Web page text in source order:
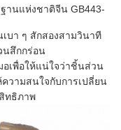
านแห่งชาติจีน GB443-
บา ๆ สักสองสามวินาที
นสึกกร่อน
อเพื่อให้แน่ใจว่าชิ้นส่วน
วามสนใจกับการเปลี่ยน
ทธิภาพ